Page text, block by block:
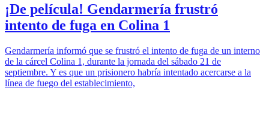
¡De película! Gendarmería frustró
intento de fuga en Colina 1
Gendarmería informó que se frustró el intento de fuga de un interno
de la cárcel Colina 1, durante la jornada del sábado 21 de
septiembre. Y es que un prisionero habría intentado acercarse a la
línea de fuego del establecimiento,